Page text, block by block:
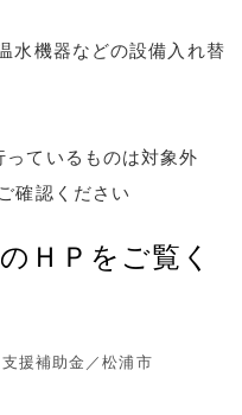
水機器などの設備入れ替
ているものは対象外
確認ください
ＨＰをご覧く
援補助金／松浦市